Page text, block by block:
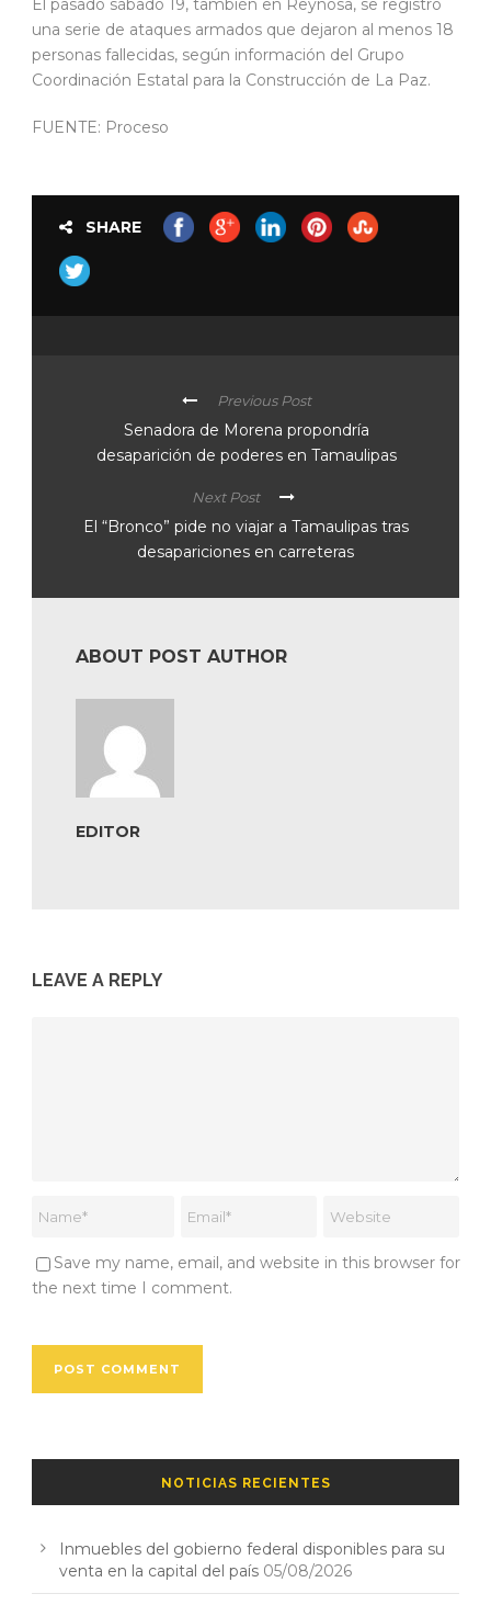
El pasado sábado 19, también en Reynosa, se registró
una serie de ataques armados que dejaron al menos 18
personas fallecidas, según información del Grupo
Coordinación Estatal para la Construcción de La Paz.
FUENTE: Proceso
SHARE
Previous Post
Senadora de Morena propondría
desaparición de poderes en Tamaulipas
Next Post
El “Bronco” pide no viajar a Tamaulipas tras
desapariciones en carreteras
ABOUT POST AUTHOR
EDITOR
LEAVE A REPLY
Save my name, email, and website in this browser for
the next time I comment.
NOTICIAS RECIENTES
Inmuebles del gobierno federal disponibles para su
venta en la capital del país 05/08/2026